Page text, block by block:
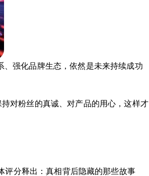
强化品牌生态，依然是未来持续成功
对粉丝的真诚、对产品的用心，这样才
评分释出：真相背后隐藏的那些故事